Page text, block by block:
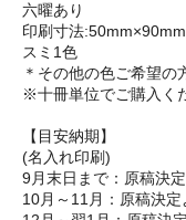
六曜あり
印刷寸法
スミ1色
＊その他の色ご希望の
※十冊単位でご購入く
【目安納期】
(名入れ印刷)
9月末日まで：原稿決
10月～11月：原稿決